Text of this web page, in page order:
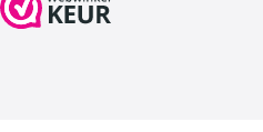
heeft hij een mooie kleur
En de kwaliteit lijkt
vast en is ook weer